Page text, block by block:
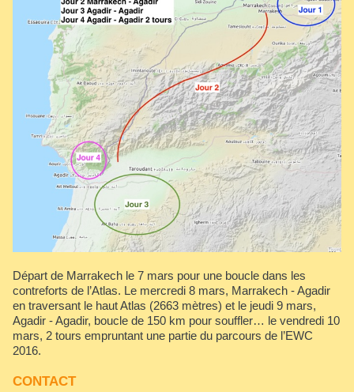
Départ de Marrakech le 7 mars pour une boucle dans les
contreforts de l’Atlas. Le mercredi 8 mars, Marrakech - Agadir
en traversant le haut Atlas (2663 mètres) et le jeudi 9 mars,
Agadir - Agadir, boucle de 150 km pour souffler… le vendredi 10
mars, 2 tours empruntant une partie du parcours de l’EWC
2016.
CONTACT